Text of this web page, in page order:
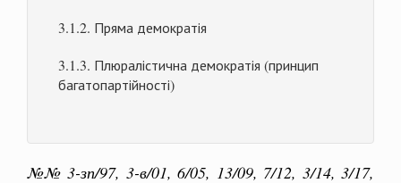
3.1.2. Пряма демократія
3.1.3. Плюралістична демократія (принцип
багатопартійності)
№№ 3-зп/97, 3-в/01, 6/05, 13/09, 7/12, 3/14, 3/17,